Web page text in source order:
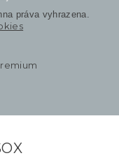
práva vyhrazena.